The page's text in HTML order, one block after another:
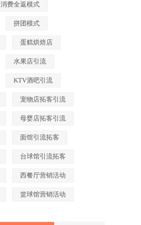
消费全返模式
拼团模式
蛋糕烘焙店
水果店引流
KTV酒吧引流
宠物店拓客引流
母婴店拓客引流
面馆引流拓客
台球馆引流拓客
西餐厅营销活动
篮球馆营销活动